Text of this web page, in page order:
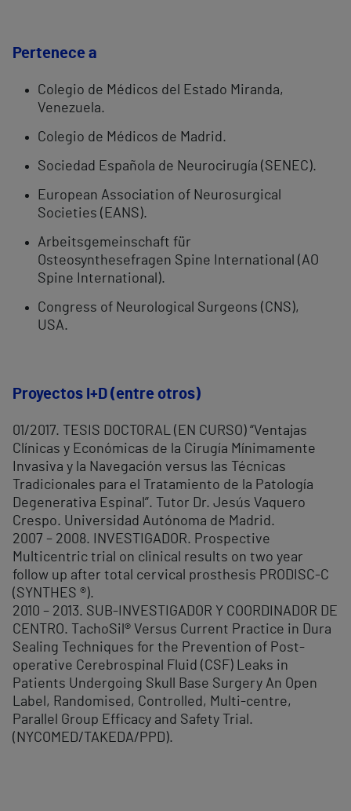
Pertenece a
Colegio de Médicos del Estado Miranda,
Venezuela.
Colegio de Médicos de Madrid.
Sociedad Española de Neurocirugía (SENEC).
European Association of Neurosurgical
Societies (EANS).
Arbeitsgemeinschaft für
Osteosynthesefragen Spine International (AO
Spine International).
Congress of Neurological Surgeons (CNS),
USA.
Proyectos I+D (entre otros)
01/2017. TESIS DOCTORAL (EN CURSO) “Ventajas
Clínicas y Económicas de la Cirugía Mínimamente
Invasiva y la Navegación versus las Técnicas
Tradicionales para el Tratamiento de la Patología
Degenerativa Espinal”. Tutor Dr. Jesús Vaquero
Crespo. Universidad Autónoma de Madrid.
2007 – 2008. INVESTIGADOR. Prospective
Multicentric trial on clinical results on two year
follow up after total cervical prosthesis PRODISC-C
(SYNTHES ®).
2010 – 2013. SUB-INVESTIGADOR Y COORDINADOR DE
CENTRO. TachoSil® Versus Current Practice in Dura
Sealing Techniques for the Prevention of Post-
operative Cerebrospinal Fluid (CSF) Leaks in
Patients Undergoing Skull Base Surgery An Open
Label, Randomised, Controlled, Multi-centre,
Parallel Group Efficacy and Safety Trial.
(NYCOMED/TAKEDA/PPD).